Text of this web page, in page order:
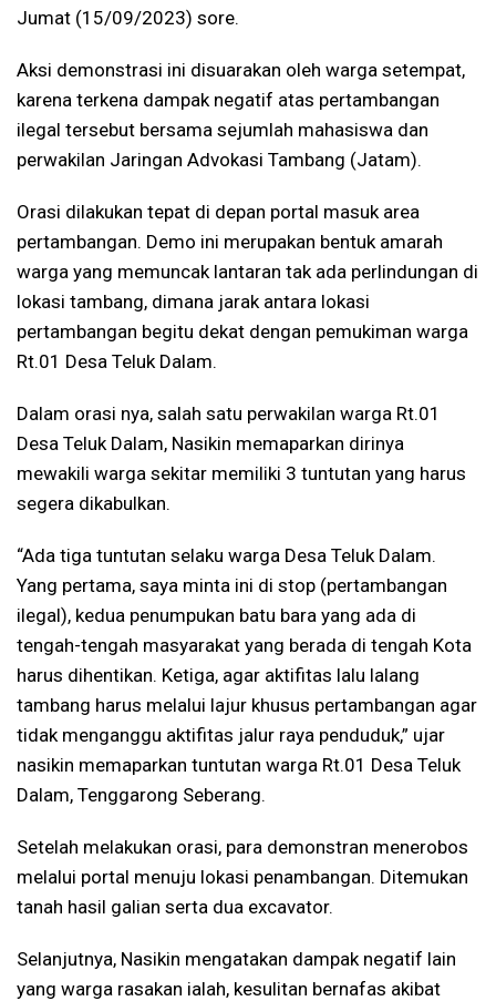
Jumat (15/09/2023) sore.
Aksi demonstrasi ini disuarakan oleh warga setempat,
karena terkena dampak negatif atas pertambangan
ilegal tersebut bersama sejumlah mahasiswa dan
perwakilan Jaringan Advokasi Tambang (Jatam).
Orasi dilakukan tepat di depan portal masuk area
pertambangan. Demo ini merupakan bentuk amarah
warga yang memuncak lantaran tak ada perlindungan di
lokasi tambang, dimana jarak antara lokasi
pertambangan begitu dekat dengan pemukiman warga
Rt.01 Desa Teluk Dalam.
Dalam orasi nya, salah satu perwakilan warga Rt.01
Desa Teluk Dalam, Nasikin memaparkan dirinya
mewakili warga sekitar memiliki 3 tuntutan yang harus
segera dikabulkan.
“Ada tiga tuntutan selaku warga Desa Teluk Dalam.
Yang pertama, saya minta ini di stop (pertambangan
ilegal), kedua penumpukan batu bara yang ada di
tengah-tengah masyarakat yang berada di tengah Kota
harus dihentikan. Ketiga, agar aktifitas lalu lalang
tambang harus melalui lajur khusus pertambangan agar
tidak menganggu aktifitas jalur raya penduduk,” ujar
nasikin memaparkan tuntutan warga Rt.01 Desa Teluk
Dalam, Tenggarong Seberang.
Setelah melakukan orasi, para demonstran menerobos
melalui portal menuju lokasi penambangan. Ditemukan
tanah hasil galian serta dua excavator.
Selanjutnya, Nasikin mengatakan dampak negatif lain
yang warga rasakan ialah, kesulitan bernafas akibat